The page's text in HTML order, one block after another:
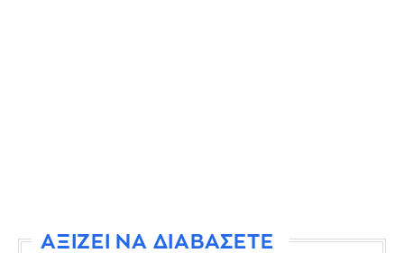
ΑΞΙΖΕΙ ΝΑ ΔΙΑΒΑΣΕΤΕ